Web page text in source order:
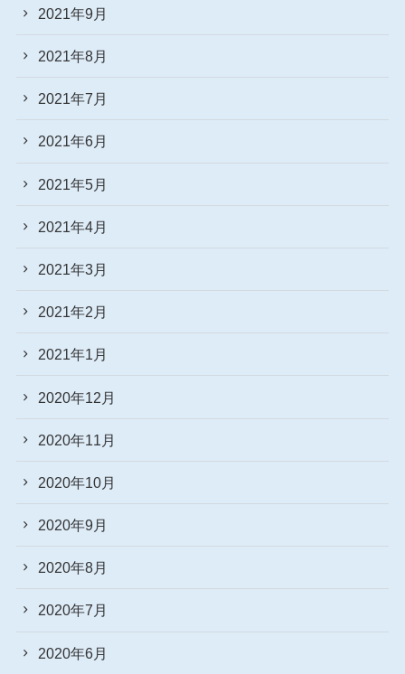
2021年9月
2021年8月
2021年7月
2021年6月
2021年5月
2021年4月
2021年3月
2021年2月
2021年1月
2020年12月
2020年11月
2020年10月
2020年9月
2020年8月
2020年7月
2020年6月